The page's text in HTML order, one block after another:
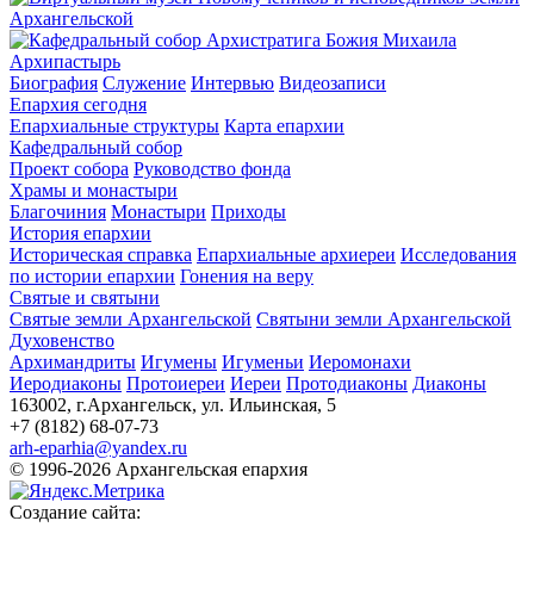
Архипастырь
Биография Служение Интервью Видеозаписи
Епархия сегодня
Епархиальные структуры Карта епархии
Кафедральный собор
Проект собора Руководство фонда
Храмы и монастыри
Благочиния Монастыри Приходы
История епархии
Историческая справка Епархиальные архиереи Исследования
по истории епархии Гонения на веру
Святые и святыни
Святые земли Архангельской Святыни земли Архангельской
Духовенство
Архимандриты Игумены Игуменьи Иеромонахи
Иеродиаконы Протоиереи Иереи Протодиаконы Диаконы
163002, г.Архангельск, ул. Ильинская, 5
+7 (8182) 68-07-73
arh-eparhia@yandex.ru
© 1996-2026 Архангельская епархия
Создание сайта: